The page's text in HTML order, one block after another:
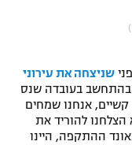
שניצחה את עירוני
בהתחשב בעובדה שנס
קשיים, אנחנו שמחים
להוריד את
ההתקפה, היינו